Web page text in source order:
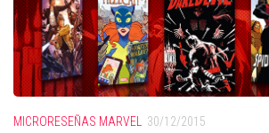
MICRORESEÑAS MARVEL 30/12/2015